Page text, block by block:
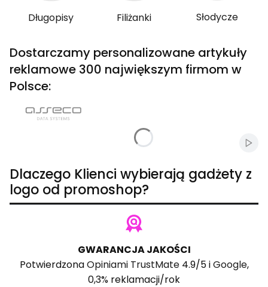
Długopisy Filiżanki Słodycze
Dostarczamy personalizowane artykuły
reklamowe 300 największym firmom w
Polsce:
Dlaczego Klienci wybierają gadżety z
logo od promoshop?
GWARANCJA JAKOŚCI
PotwierdzonaOpiniami TrustMate4.9/5 iGoogle,
0,3% reklamacji/rok